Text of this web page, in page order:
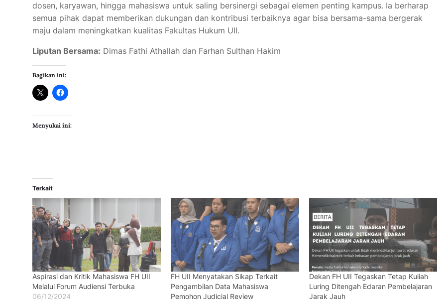
dosen, karyawan, hingga mahasiswa untuk saling bersinergi sebagai elemen penting kampus. Ia berharap
semua pihak dapat memberikan dukungan dan kontribusi terbaiknya agar bisa bersama-sama bergerak
maju dalam meningkatkan kualitas Fakultas Hukum UII.
Liputan Bersama: Dimas Fathi Athallah dan Farhan Sulthan Hakim
Bagikan ini:
Menyukai ini:
Terkait
Aspirasi dan Kritik Mahasiswa FH UII
Melalui Forum Audiensi Terbuka
06/12/2024
FH UII Menyatakan Sikap Terkait
Pengambilan Data Mahasiswa
Pemohon Judicial Review
Dekan FH UII Tegaskan Tetap Kuliah
Luring Ditengah Edaran Pembelajaran
Jarak Jauh